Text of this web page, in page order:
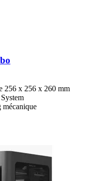
256 x 256 x 260 mm